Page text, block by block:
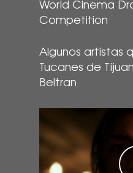
World Cinema
Competition
Algunos artistas
Tucanes de
Beltran